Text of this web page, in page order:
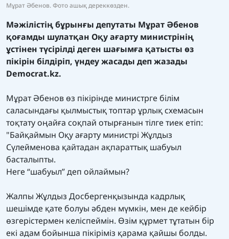
Мұрат Әбенов. Фото ашық дереккөзден.
Мәжілістің бұрынғы депутаты Мұрат Әбенов
қоғамды шулатқан Оқу ағарту министрінің
ұстінен түсірілді деген шағымға қатысты өз
пікірін білдіріп, үндеу жасады деп жазады
Democrat.kz.
Мұрат Әбенов өз пікірінде министрге білім
саласындағы қылмыстық топтар ұрлық схемасын
тоқтату оңайға соқпай отырғанын тілге тиек етіп:
"Байқаймын Оқу ағарту министрі Жұлдыз
Сүлейменова қайтадан ақпараттық шабуыл
басталыпты.
Неге “шабуыл” деп ойлаймын?
Жалпы Жұлдыз Досбергенқызында кадрлық
шешімде қате болуы әбден мүмкін, мен де кейбір
өзгерістермен келіспеймін. Өзім құрмет тұтатын бір
екі адам бойынша пікіріміз қарама қайшы болды.